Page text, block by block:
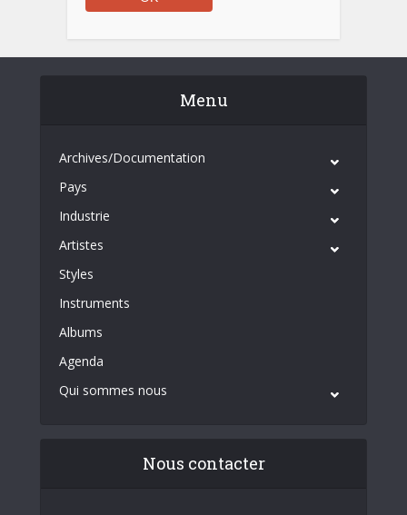
Menu
Archives/Documentation
Pays
Industrie
Artistes
Styles
Instruments
Albums
Agenda
Qui sommes nous
Nous contacter